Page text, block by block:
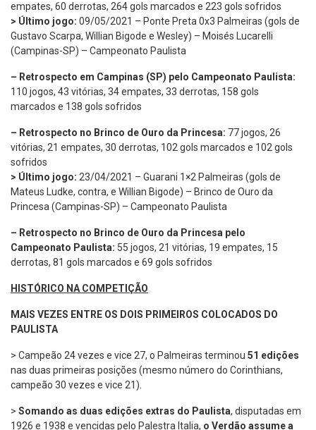
empates, 60 derrotas, 264 gols marcados e 223 gols sofridos
> Último jogo: 09/05/2021 – Ponte Preta 0x3 Palmeiras (gols de
Gustavo Scarpa, Willian Bigode e Wesley) – Moisés Lucarelli
(Campinas-SP) – Campeonato Paulista
– Retrospecto em Campinas (SP) pelo Campeonato Paulista:
110 jogos, 43 vitórias, 34 empates, 33 derrotas, 158 gols
marcados e 138 gols sofridos
– Retrospecto no Brinco de Ouro da Princesa: 77 jogos, 26
vitórias, 21 empates, 30 derrotas, 102 gols marcados e 102 gols
sofridos
> Último jogo: 23/04/2021 – Guarani 1×2 Palmeiras (gols de
Mateus Ludke, contra, e Willian Bigode) – Brinco de Ouro da
Princesa (Campinas-SP) – Campeonato Paulista
– Retrospecto no Brinco de Ouro da Princesa pelo
Campeonato Paulista: 55 jogos, 21 vitórias, 19 empates, 15
derrotas, 81 gols marcados e 69 gols sofridos
HISTÓRICO NA COMPETIÇÃO
MAIS VEZES ENTRE OS DOIS PRIMEIROS COLOCADOS DO
PAULISTA
> Campeão 24 vezes e vice 27, o Palmeiras terminou 51 edições
nas duas primeiras posições (mesmo número do Corinthians,
campeão 30 vezes e vice 21).
> Somando as duas edições extras do Paulista, disputadas em
1926 e 1938 e vencidas pelo Palestra Italia, o Verdão assume a